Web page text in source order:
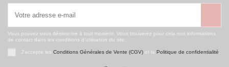
Vous pouvez vous désinscrire à tout moment. Vous trouverez pour cela nos informations
de contact dans les conditions d'utilisation du site.
J'accepte les Conditions Générales de Vente (CGV)et la Politique de confidentialité